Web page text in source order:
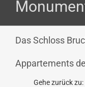
Das Schloss
Appartements
Gehe zurück zu: